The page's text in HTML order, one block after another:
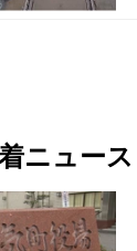
ニュース